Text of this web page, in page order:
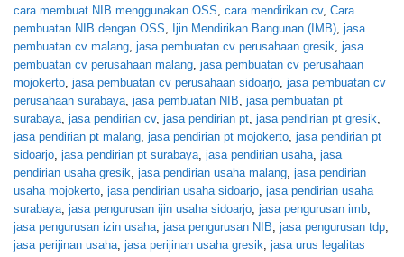
cara membuat NIB menggunakan OSS cara mendirikan cv, Cara
pembuatan NIB dengan OSS
Ijin Mendirikan Bangunan (IMB) jasa
pembuatan cv malang jasa pembuatan cv perusahaan gresik jasa
pembuatan cv perusahaan malang jasa pembuatan cv perusahaan
mojokerto jasa pembuatan cv perusahaan sidoarjo jasa pembuatan cv
perusahaan surabaya jasa pembuatan NIB jasa pembuatan pt
surabaya jasa pendirian cv, jasa pendirian pt jasa pendirian pt gresik
jasa pendirian pt malang jasa pendirian pt mojokerto jasa pendirian pt
sidoarjo jasa pendirian pt surabaya jasa pendirian usaha jasa
pendirian usaha gresik jasa pendirian usaha malang jasa pendirian
usaha mojokerto jasa pendirian usaha sidoarjo jasa pendirian usaha
surabaya jasa pengurusan ijin usaha sidoarjo jasa pengurusan imb
jasa pengurusan izin usaha jasa pengurusan NIB jasa pengurusan tdp
jasa perijinan usaha jasa perijinan usaha gresik jasa urus legalitas